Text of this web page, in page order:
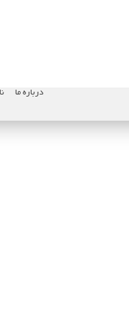
درباره ما